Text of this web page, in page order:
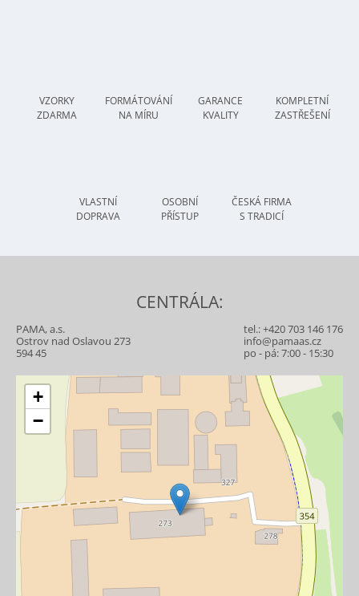
VZORKY
ZDARMA
FORMÁTOVÁNÍ
NA MÍRU
GARANCE
KVALITY
KOMPLETNÍ
ZASTŘEŠENÍ
VLASTNÍ
DOPRAVA
OSOBNÍ
PŘÍSTUP
ČESKÁ FIRMA
S TRADICÍ
CENTRÁLA:
PAMA, a.s.
Ostrov nad Oslavou 273
594 45
tel.:+420 703 146 176
info@pamaas.cz
po - pá: 7:00 - 15:30
+
−